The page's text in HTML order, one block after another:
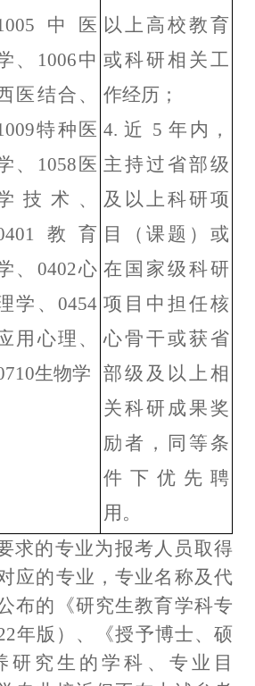
中医
、 1006中
医结合、
特种医
、 1058 医
技术、
教育
、 0402心
学、 0454
用心理 、
生物学
以上高校教育
或科研相关工
作经历；
4. 近 5 年内，
主持过省部级
及以上科研项
目（课题）或
在国家级科研
项目中担任核
心骨干或获省
部级及以上相
关科研成果奖
励者，同等条
件下优先聘
用。
求的专业为报考人员取得
应的专业，专业名称及代
布的《研究生教育学科专
年版）、《授予博士、硕
研究生的学科、专业目